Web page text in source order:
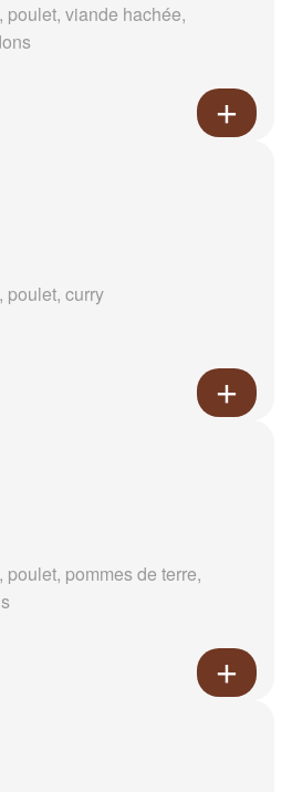
poulet, viande hachée,
poulet, curry
pommes de terre,